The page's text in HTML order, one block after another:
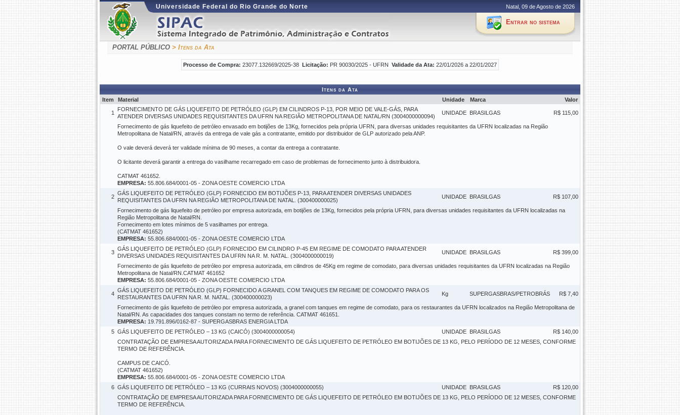
Universidade Federal do Rio Grande do Norte Natal, 09 de Agosto de 2026
Entrar no sistema
PORTAL PÚBLICO > Itens da Ata
Processo de Compra: 23077.132669/2025-38 Licitação: PR 90030/2025 - UFRN Validade da Ata: 22/01/2026 a 22/01/2027
Itens da Ata
Item
Material Unidade Marca Valor
1
FORNECIMENTO DE GÁS LIQUEFEITO DE PETRÓLEO (GLP) EM CILINDROS P-13, POR MEIO DE VALE-GÁS, PARA
ATENDER DIVERSAS UNIDADES REQUISITANTES DA UFRN NA REGIÃO METROPOLITANA DE NATAL/RN (3004000000094)
UNIDADE BRASILGAS R$ 115,00
Fornecimento de gás liquefeito de petróleo envasado em botijões de 13Kg, fornecidos pela própria UFRN, para diversas unidades requisitantes da UFRN localizadas na Região
Metropolitana de Natal/RN, através da entrega de vale gás a contratante, emitido por distribuidor de GLP autorizado pela ANP.
O vale deverá deverá ter validade mínima de 90 meses, a contar da entrega a contratante.
O licitante deverá garantir a entrega do vasilhame recarregado em caso de problemas de fornecimento junto à distribuidora.
CATMAT 461652.
EMPRESA: 55.806.684/0001-05 - ZONA OESTE COMERCIO LTDA
2
GÁS LIQUEFEITO DE PETRÓLEO (GLP) FORNECIDO EM BOTIJÕES P-13, PARA ATENDER DIVERSAS UNIDADES
REQUISITANTES DA UFRN NA REGIÃO METROPOLITANA DE NATAL. (300400000025)
UNIDADE BRASILGAS R$ 107,00
Fornecimento de gás liquefeito de petróleo por empresa autorizada, em botijões de 13Kg, fornecidos pela própria UFRN, para diversas unidades requisitantes da UFRN localizadas na
Região Metropolitana de Natal/RN.
Fornecimento em lotes mínimos de 5 vasilhames por entrega.
(CATMAT 461652)
EMPRESA: 55.806.684/0001-05 - ZONA OESTE COMERCIO LTDA
3
GÁS LIQUEFEITO DE PETRÓLEO (GLP) FORNECIDO EM CILINDRO P-45 EM REGIME DE COMODATO PARA ATENDER
DIVERSAS UNIDADES REQUISITANTES DA UFRN NA R. M. NATAL. (3004000000019)
UNIDADE BRASILGAS R$ 399,00
Fornecimento de gás liquefeito de petróleo por empresa autorizada, em cilindros de 45Kg em regime de comodato, para diversas unidades requisitantes da UFRN localizadas na Região
Metropolitana de Natal/RN.CATMAT 461652
EMPRESA: 55.806.684/0001-05 - ZONA OESTE COMERCIO LTDA
4
GÁS LIQUEFEITO DE PETRÓLEO (GLP) FORNECIDO A GRANEL COM TANQUES EM REGIME DE COMODATO PARA OS
RESTAURANTES DA UFRN NA R. M. NATAL. (300400000023)
Kg SUPERGASBRAS/PETROBRÁS R$ 7,40
Fornecimento de gás liquefeito de petróleo por empresa autorizada, a granel com tanques em regime de comodato, para os restaurantes da UFRN localizados na Região Metropolitana de
Natal/RN. As capacidades dos tanques constam no termo de referência. CATMAT 461651.
EMPRESA: 19.791.896/0162-87 - SUPERGASBRAS ENERGIA LTDA
5 GÁS LIQUEFEITO DE PETRÓLEO – 13 KG (CAICÓ) (3004000000054) UNIDADE BRASILGAS
R$ 140,00
CONTRATAÇÃO DE EMPRESA AUTORIZADA PARA FORNECIMENTO DE GÁS LIQUEFEITO DE PETRÓLEO EM BOTIJÕES DE 13 KG, PELO PERÍODO DE 12 MESES, CONFORME
TERMO DE REFERÊNCIA.
CAMPUS DE CAICÓ.
(CATMAT 461652)
EMPRESA: 55.806.684/0001-05 - ZONA OESTE COMERCIO LTDA
6 GÁS LIQUEFEITO DE PETRÓLEO – 13 KG (CURRAIS NOVOS) (3004000000055) UNIDADE BRASILGAS
R$ 120,00
CONTRATAÇÃO DE EMPRESA AUTORIZADA PARA FORNECIMENTO DE GÁS LIQUEFEITO DE PETRÓLEO EM BOTIJÕES DE 13 KG, PELO PERÍODO DE 12 MESES, CONFORME
TERMO DE REFERÊNCIA.